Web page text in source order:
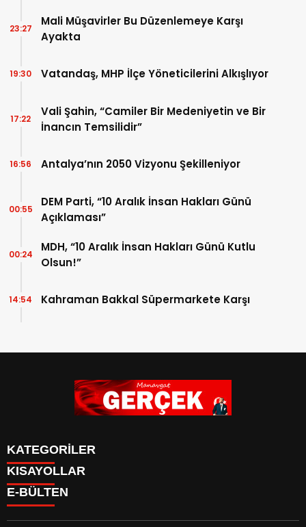
Mali Müşavirler Bu Düzenlemeye Karşı
Ayakta
23:27
Vatandaş, MHP İlçe Yöneticilerini Alkışlıyor
19:30
Vali Şahin, “Camiler Bir Medeniyetin ve Bir
İnancın Temsilidir”
17:22
Antalya’nın 2050 Vizyonu Şekilleniyor
16:56
DEM Parti, “10 Aralık İnsan Hakları Günü
Açıklaması”
00:55
MDH, “10 Aralık İnsan Hakları Günü Kutlu
Olsun!”
00:24
Kahraman Bakkal Süpermarkete Karşı
14:54
KATEGORİLER
Siyaset
Eğitim
KISAYOLLAR
E-BÜLTEN